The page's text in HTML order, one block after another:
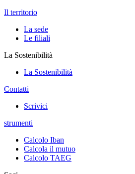
Il territorio
La sede
Le filiali
La Sostenibilità
La Sostenibilità
Contatti
Scrivici
strumenti
Calcolo Iban
Calcola il mutuo
Calcolo TAEG